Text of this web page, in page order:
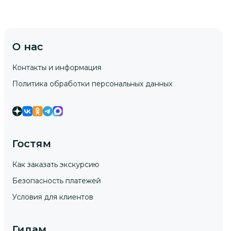
О нас
Контакты и информация
Политика обработки персональных данных
Гостям
Как заказать экскурсию
Безопасность платежей
Условия для клиентов